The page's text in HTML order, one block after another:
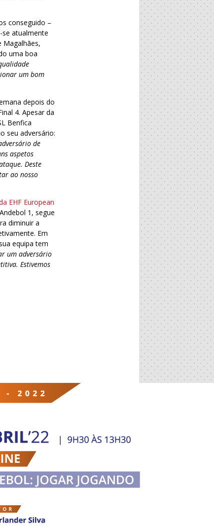
conseguido –
atualmente
Magalhães,
uma boa
um bom
depois do
4. Apesar da
Benfica
seu adversário:
de
aspetos
Deste
ao nosso
EHF European
1, segue
diminuir a
Em
equipa tem
um adversário
Estivemos